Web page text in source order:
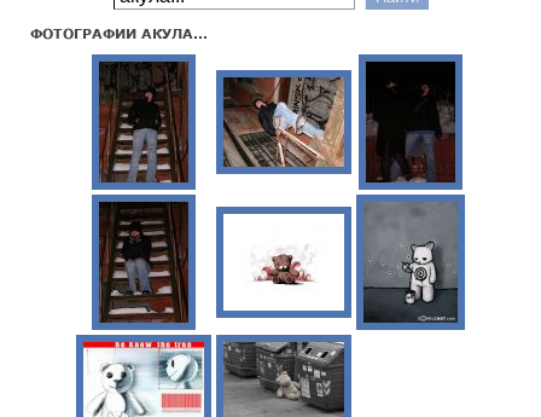
ФОТОГРАФИИ АКУЛА...